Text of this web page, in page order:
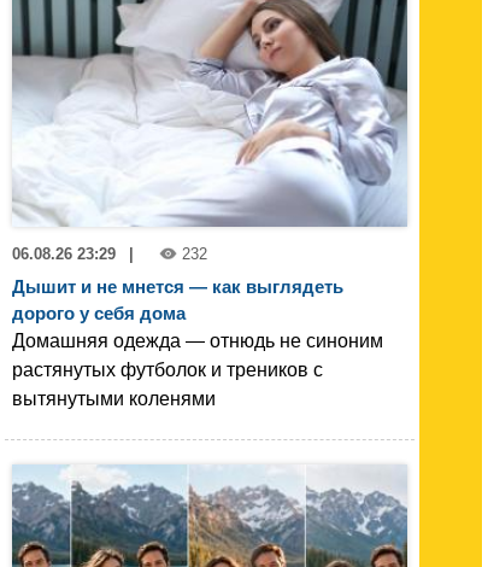
06.08.26 23:29 232
Дышит и не мнется — как выглядеть
дорого у себя дома
Домашняя одежда — отнюдь не синоним
растянутых футболок и треников с
вытянутыми коленями